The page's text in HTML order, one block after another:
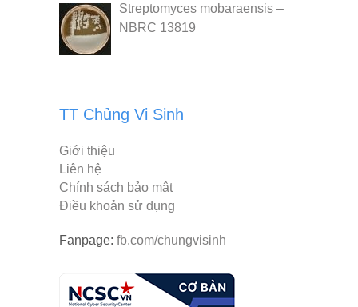
Streptomyces mobaraensis –
NBRC 13819
TT Chủng Vi Sinh
Giới thiệu
Liên hệ
Chính sách bảo mật
Điều khoản sử dụng
Fanpage: fb.com/chungvisinh